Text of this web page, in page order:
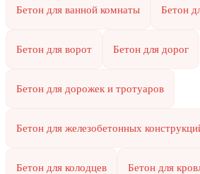
Бетон для ванной комнаты Бетон
Бетон для ворот Бетон для дорог
Бетон для дорожек и тротуаров
Бетон для железобетонных
Бетон для колодцев Бетон для